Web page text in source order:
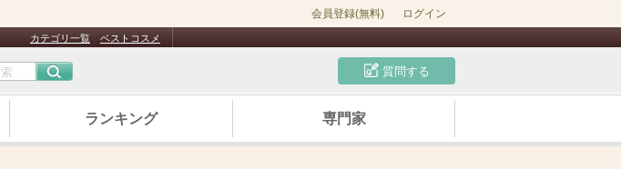
会員登録(無料) ログイン
カテゴリ一覧 ベストコスメ
質問する
ランキング 専門家